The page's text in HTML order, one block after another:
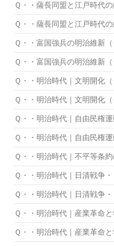
Ｑ・・薩長同盟と江戸時代の
Ｑ・・薩長同盟と江戸時代の
Ｑ・・富国強兵の明治維新（
Ｑ・・富国強兵の明治維新（
Ｑ・・明治時代｜文明開化（
Ｑ・・明治時代｜文明開化（
Ｑ・・明治時代｜自由民権
Ｑ・・明治時代｜自由民権
Ｑ・・明治時代｜不平等条約
Ｑ・・明治時代｜日清戦争
Ｑ・・明治時代｜日清戦争
Ｑ・・明治時代｜産業革命
Ｑ・・明治時代｜産業革命